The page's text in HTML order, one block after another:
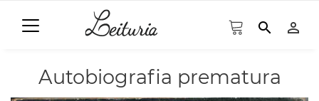
search person_outline
Autobiografia prematura